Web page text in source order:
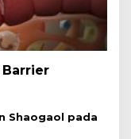
Barrier
Shaogaol pada